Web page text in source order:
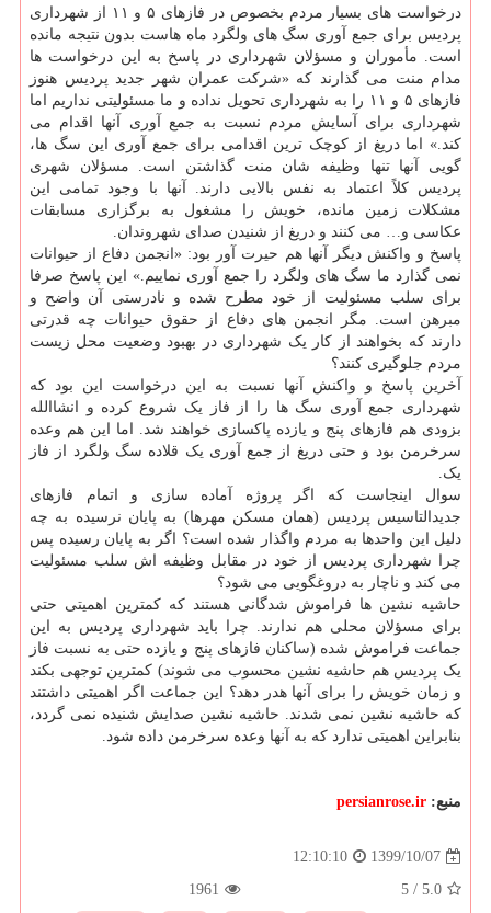
درخواست های بسیار مردم بخصوص در فازهای ۵ و ۱۱ از شهرداری
پردیس برای جمع آوری سگ های ولگرد ماه هاست بدون نتیجه مانده
است. مأموران و مسؤلان شهرداری در پاسخ به این درخواست ها
مدام منت می گذارند که «شرکت عمران شهر جدید پردیس هنوز
فازهای ۵ و ۱۱ را به شهرداری تحویل نداده و ما مسئولیتی نداریم اما
شهرداری برای آسایش مردم نسبت به جمع آوری آنها اقدام می
کند.» اما دریغ از کوچک ترین اقدامی برای جمع آوری این سگ ها،
گویی آنها تنها وظیفه شان منت گذاشتن است. مسؤلان شهری
پردیس کلاً اعتماد به نفس بالایی دارند. آنها با وجود تمامی این
مشکلات زمین مانده، خویش را مشغول به برگزاری مسابقات
عکاسی و… می کنند و دریغ از شنیدن صدای شهروندان.
پاسخ و واکنش دیگر آنها هم حیرت آور بود: «انجمن دفاع از حیوانات
نمی گذارد ما سگ های ولگرد را جمع آوری نماییم.» این پاسخ صرفا
برای سلب مسئولیت از خود مطرح شده و نادرستی آن واضح و
مبرهن است. مگر انجمن های دفاع از حقوق حیوانات چه قدرتی
دارند که بخواهند از کار یک شهرداری در بهبود وضعیت محل زیست
مردم جلوگیری کنند؟
آخرین پاسخ و واکنش آنها نسبت به این درخواست این بود که
شهرداری جمع آوری سگ ها را از فاز یک شروع کرده و انشاالله
بزودی هم فازهای پنج و یازده پاکسازی خواهند شد. اما این هم وعده
سرخرمن بود و حتی دریغ از جمع آوری یک قلاده سگ ولگرد از فاز
یک.
سوال اینجاست که اگر پروژه آماده سازی و اتمام فازهای
جدیدالتاسیس پردیس (همان مسکن مهرها) به پایان نرسیده به چه
دلیل این واحدها به مردم واگذار شده است؟ اگر به پایان رسیده پس
چرا شهرداری پردیس از خود در مقابل وظیفه اش سلب مسئولیت
می کند و ناچار به دروغگویی می شود؟
حاشیه نشین ها فراموش شدگانی هستند که کمترین اهمیتی حتی
برای مسؤلان محلی هم ندارند. چرا باید شهرداری پردیس به این
جماعت فراموش شده (ساکنان فازهای پنج و یازده حتی به نسبت فاز
یک پردیس هم حاشیه نشین محسوب می شوند) کمترین توجهی بکند
و زمان خویش را برای آنها هدر دهد؟ این جماعت اگر اهمیتی داشتند
که حاشیه نشین نمی شدند. حاشیه نشین صدایش شنیده نمی گردد،
بنابراین اهمیتی ندارد که به آنها وعده سرخرمن داده شود.
منبع: persianrose.ir
1399/10/07
12:10:10
5.0
/
5
1961